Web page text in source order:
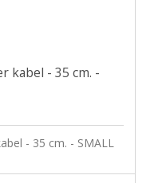
kabel - 35 cm. -
- 35 cm. - SMALL